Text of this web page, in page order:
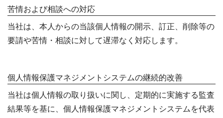
苦情および相談への対応
当社は、本人からの当該個人情報の開示、訂正、削除等の
要請や苦情・相談に対して遅滞なく対応します。
個人情報保護マネジメントシステムの継続的改善
当社は個人情報の取り扱いに関し、定期的に実施する監査
結果等を基に、個人情報保護マネジメントシステムを代表